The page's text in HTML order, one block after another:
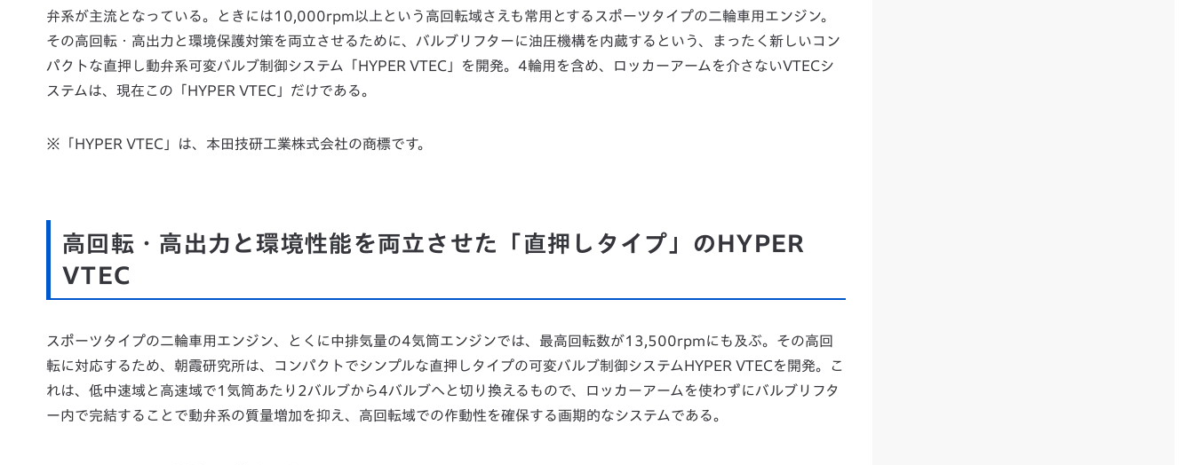
弁系が主流となっている。ときには10,000rpm以上という高回転域さえも常用とするスポーツタイプの二輪車用エンジン。
その高回転・高出力と環境保護対策を両立させるために、バルブリフターに油圧機構を内蔵するという、まったく新しいコン
パクトな直押し動弁系可変バルブ制御システム「HYPER VTEC」を開発。4輪用を含め、ロッカーアームを介さないVTECシ
ステムは、現在この「HYPER VTEC」だけである。
※「HYPER VTEC」は、本田技研工業株式会社の商標です。
高回転・高出力と環境性能を両立させた「直押しタイプ」のHYPER
VTEC
スポーツタイプの二輪車用エンジン、とくに中排気量の4気筒エンジンでは、最高回転数が13,500rpmにも及ぶ。その高回
転に対応するため、朝霞研究所は、コンパクトでシンプルな直押しタイプの可変バルブ制御システムHYPER VTECを開発。こ
れは、低中速域と高速域で1気筒あたり2バルブから4バルブへと切り換えるもので、ロッカーアームを使わずにバルブリフタ
ー内で完結することで動弁系の質量増加を抑え、高回転域での作動性を確保する画期的なシステムである。